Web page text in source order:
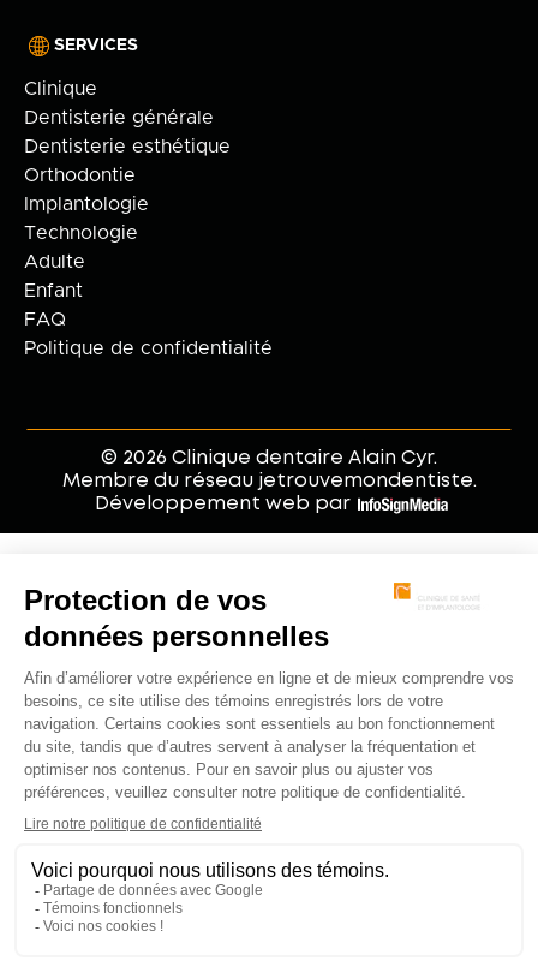
SERVICES
Clinique
Dentisterie générale
Dentisterie esthétique
Orthodontie
Implantologie
Technologie
Adulte
Enfant
FAQ
Politique de confidentialité
© 2026 Clinique dentaire Alain Cyr.
Membre du réseau jetrouvemondentiste.
Développement web par
.